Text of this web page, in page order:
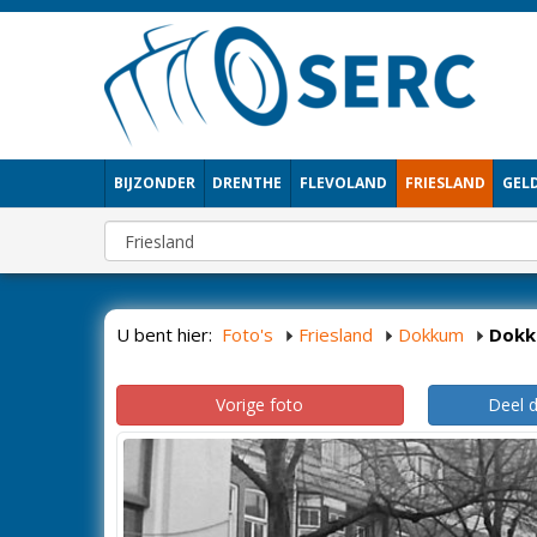
BIJZONDER DRENTHE FLEVOLAND FRIESLAND
U bent hier: Foto's Friesland Dokkum
Vorige foto Deel